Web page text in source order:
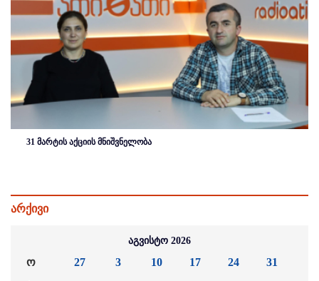
31 მარტის აქციის მნიშვნელობა
არქივი
აგვისტო 2026
ო 27 3 10 17 24 31